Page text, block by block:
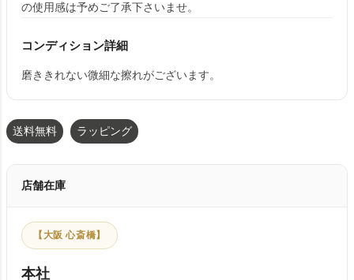
の使用感は予めご了承下さいませ。
コンディション詳細
磨ききれない微細な擦れがございます。
送料無料 ラッピング
店舗在庫
【大阪 心斎橋】
本社